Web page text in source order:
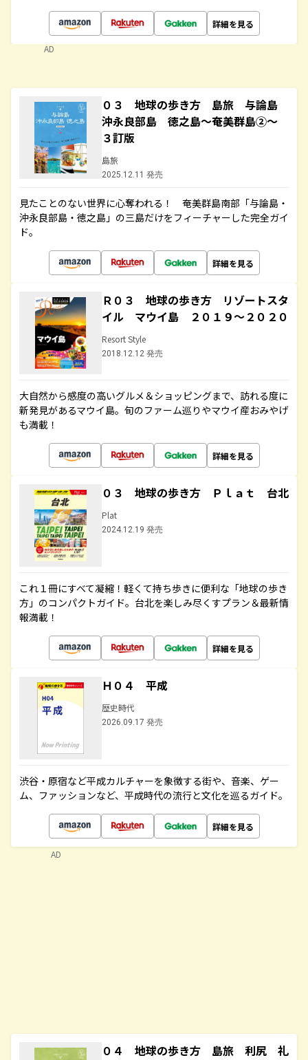
詳細を見る
AD
０３ 地球の歩き方 島旅 与論島
沖永良部島 徳之島～奄美群島②～
３訂版
島旅
2025.12.11 発売
見たことのない世界に心奪われる！ 奄美群島南部「与論島・
沖永良部島・徳之島」の三島だけをフィーチャーした完全ガイ
ド。
詳細を見る
Ｒ０３ 地球の歩き方 リゾートスタ
イル マウイ島 ２０１９～２０２０
Resort Style
2018.12.12 発売
大自然から感度の高いグルメ＆ショッピングまで、訪れる度に
新発見があるマウイ島。旬のファーム巡りやマウイ産おみやげ
も満載！
詳細を見る
０３ 地球の歩き方 Ｐｌａｔ 台北
Plat
2024.12.19 発売
これ１冊にすべて凝縮！軽くて持ち歩きに便利な「地球の歩き
方」のコンパクトガイド。台北を楽しみ尽くすプラン＆最新情
報満載！
詳細を見る
Ｈ０４ 平成
歴史時代
2026.09.17 発売
渋谷・原宿など平成カルチャーを象徴する街や、音楽、ゲー
ム、ファッションなど、平成時代の流行と文化を巡るガイド。
詳細を見る
０４ 地球の歩き方 島旅 利尻 礼
AD